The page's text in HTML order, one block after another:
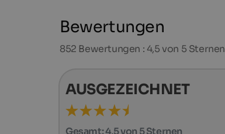
Bewertungen
852 Bewertungen : 4,5 von 5 Sternen
AUSGEZEICHNET
Gesamt:4,5 von 5 Sternen